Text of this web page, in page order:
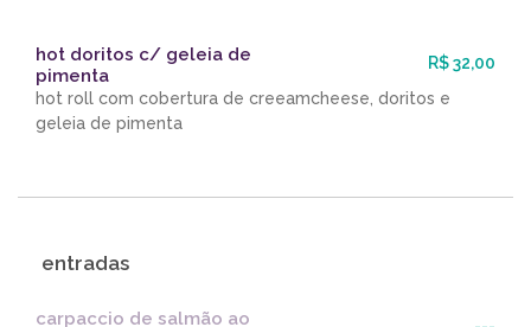
hot doritos c/ geleia de
pimenta
R$ 32,00
hot roll com cobertura de creeamcheese, doritos e
geleia de pimenta
entradas
carpaccio de salmão ao